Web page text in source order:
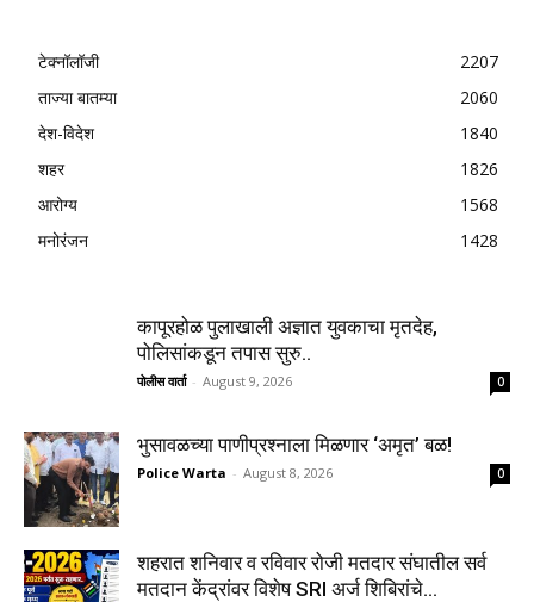
टेक्नॉलॉजी
2207
ताज्या बातम्या
2060
देश-विदेश
1840
शहर
1826
आरोग्य
1568
मनोरंजन
1428
कापूरहोळ पुलाखाली अज्ञात युवकाचा मृतदेह,
पोलिसांकडून तपास सुरु..
पोलीस वार्ता - August 9, 2026 0
भुसावळच्या पाणीप्रश्नाला मिळणार ‘अमृत’ बळ!
Police Warta - August 8, 2026 0
शहरात शनिवार व रविवार रोजी मतदार संघातील सर्व
मतदान केंद्रांवर विशेष SRI अर्ज शिबिरांचे...